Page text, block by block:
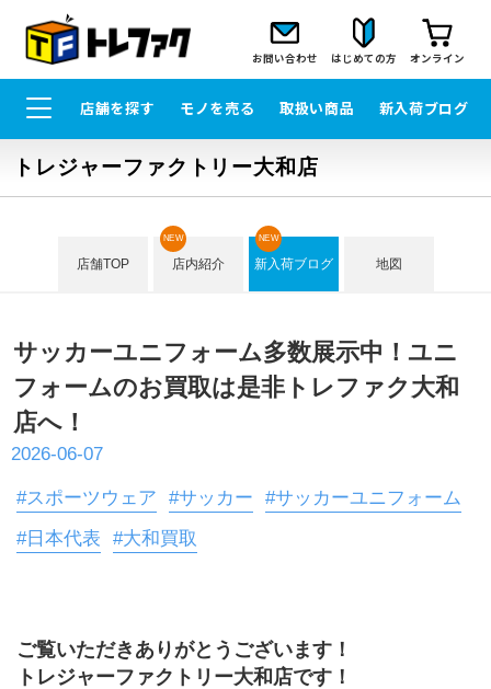
お問い合わせ はじめての方 オンライン
店舗を探す モノを売る 取扱い商品 新入荷ブログ
トレジャーファクトリー大和店
店舗TOP 店内紹介
NEW
新入荷ブログ
NEW
地図
サッカーユニフォーム多数展示中！ユニ
フォームのお買取は是非トレファク大和
店へ！
2026-06-07
#スポーツウェア #サッカー
#サッカーユニフォーム
#日本代表
#大和買取
ご覧いただきありがとうございます！
トレジャーファクトリー大和店です！